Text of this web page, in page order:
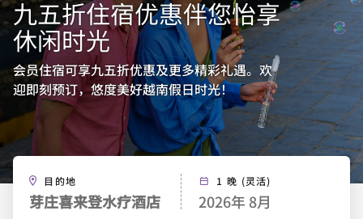
九五折住宿优惠伴您怡享
休闲时光
会员住宿可享九五折优惠及更多精彩礼遇。欢
迎即刻预订，悠度美好越南假日时光！
目的地
芽庄喜来登水疗酒店
1 晚 (灵活)
2026年 8月